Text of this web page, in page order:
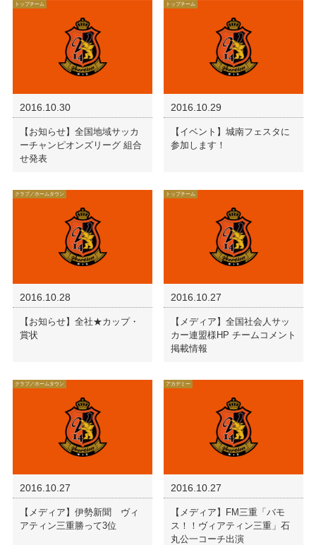
トップチーム
2016.10.30
【お知らせ】全国地域サッカ
ーチャンピオンズリーグ 組合
せ発表
トップチーム
2016.10.29
【イベント】城南フェスタに
参加します！
クラブ／ホームタウン
2016.10.28
【お知らせ】全社★カップ・
賞状
トップチーム
2016.10.27
【メディア】全国社会人サッ
カー連盟様HP チームコメント
掲載情報
クラブ／ホームタウン
2016.10.27
【メディア】伊勢新聞 ヴィ
アティン三重勝って3位
アカデミー
2016.10.27
【メディア】FM三重「バモ
ス！！ヴィアティン三重」石
丸公一コーチ出演